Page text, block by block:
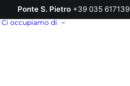
Ponte S. Pietro +39 035 617139
Ci occupiamo di